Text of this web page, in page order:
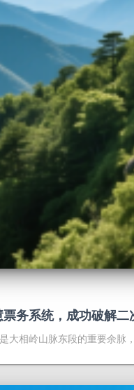
务系统，成功破解
大相岭山脉东段的重要余脉